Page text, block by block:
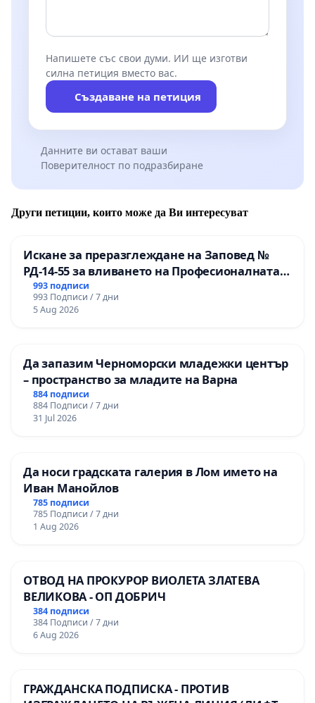
Напишете със свои думи. ИИ ще изготви
силна петиция вместо вас.
Създаване на петиция
Данните ви остават ваши
Поверителност по подразбиране
Други петиции, които може да Ви интересуват
Искане за преразглеждане на Заповед №
РД-14-55 за вливането на Професионалната
гимназия по промишлени технологии в
Професионалната гимназия по икономика и
мениджмънт – гр. Пазарджик
993 подписи
993 Подписи / 7 дни
5 Aug 2026
Да запазим Черноморски младежки център
– пространство за младите на Варна
884 подписи
884 Подписи / 7 дни
31 Jul 2026
Да носи градската галерия в Лом името на
Иван Манойлов
785 подписи
785 Подписи / 7 дни
1 Aug 2026
ОТВОД НА ПРОКУРОР ВИОЛЕТА ЗЛАТЕВА
ВЕЛИКОВА - ОП ДОБРИЧ
384 подписи
384 Подписи / 7 дни
6 Aug 2026
ГРАЖДАНСКА ПОДПИСКА - ПРОТИВ